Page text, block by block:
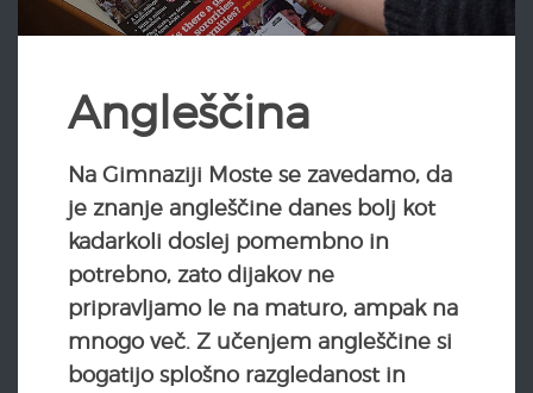
Angleščina
Na Gimnaziji Moste se zavedamo, da
je znanje angleščine danes bolj kot
kadarkoli doslej pomembno in
potrebno, zato dijakov ne
pripravljamo le na maturo, ampak na
mnogo več. Z učenjem angleščine si
bogatijo splošno razgledanost in